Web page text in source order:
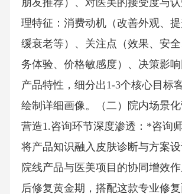
朋友推荐）、对医美的接受度与
理特征：消费动机（改善外观、
缓衰老等）、关注点（效果、安
务体验、价格敏感度）、决策影
产品特性，细分出1-3个核心目标
绘制详细画像。（二）院内场景
营造1.咨询环节深度渗透：*咨询
将产品知识融入皮肤诊断与方案
院线产品与医美项目的协同增效
后修复黄金期，搭配这款专业修